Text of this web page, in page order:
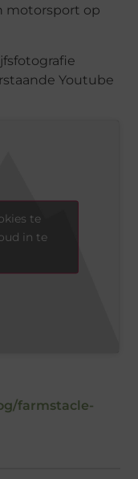
motorsport op
Youtube
te
in te
farmstacle-